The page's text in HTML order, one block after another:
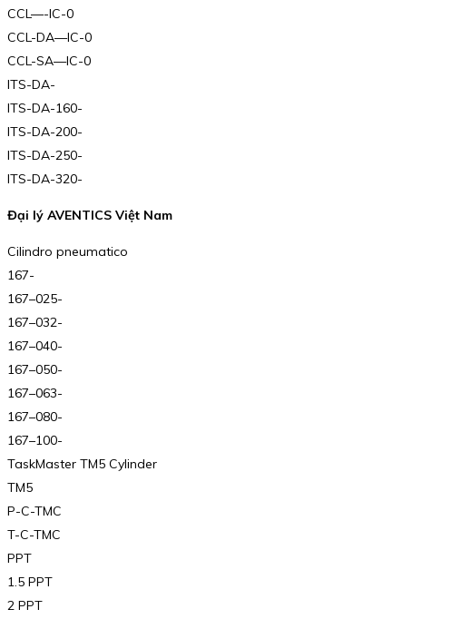
CCL—-IC-0
CCL-DA—IC-0
CCL-SA—IC-0
ITS-DA-
ITS-DA-160-
ITS-DA-200-
ITS-DA-250-
ITS-DA-320-
Đại lý AVENTICS Việt Nam
Cilindro pneumatico
167-
167–025-
167–032-
167–040-
167–050-
167–063-
167–080-
167–100-
TaskMaster TM5 Cylinder
TM5
P-C-TMC
T-C-TMC
PPT
1.5 PPT
2 PPT